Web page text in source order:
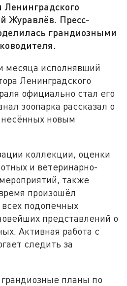
Журавлёв. Пресс-
грандиозными
месяца исполнявший
Ленинградского
официально стал его
зоопарка рассказал о
новым
коллекции, оценки
и ветеринарно-
также
произошёл
подопечных
представлений о
Активная работа с
следить за
планы по